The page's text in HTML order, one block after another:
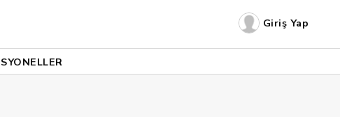
Giriş Yap